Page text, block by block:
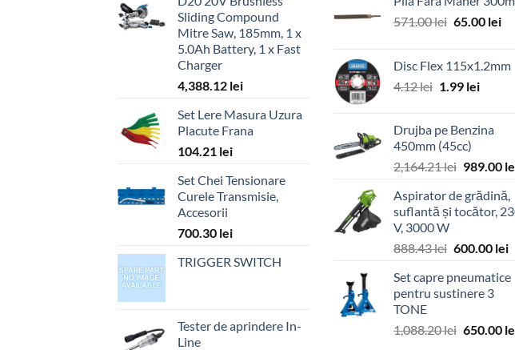
Sliding Compound
Mitre Saw, 185mm, 1 x
5.0Ah Battery, 1 x Fast
Charger
4,388.12 lei
Set Lere Masura Uzura
Placute Frana
104.21 lei
Set Chei Tensionare
Curele Transmisie,
Accesorii
700.30 lei
TRIGGER SWITCH
Tester de aprindere In-
Line
571.00lei Prețul
fost:
571.00 lei.
65.00 lei
Disc Flex 115x1.2mm
4.12lei Prețul
fost:
4.12 lei.
1.99 leiPrețul
1.99 lei.
Drujba pe Benzina
450mm (45cc)
2,164.21lei Prețul
a
fost:
989.00
Aspirator de grădină,
suflantă și tocător,
V, 3000 W
888.43lei Prețul
a
fost:
600.00 lei
Set capre pneumatice
pentru sustinere 3
TONE
1,088.20lei Prețul
650.00